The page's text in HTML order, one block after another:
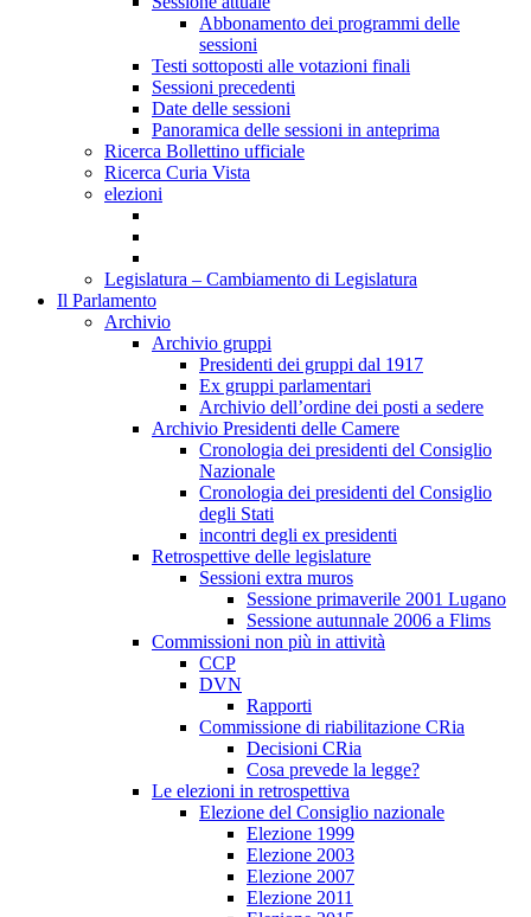
Abbonamento dei programmi delle
sessioni
Testi sottoposti alle votazioni finali
Sessioni precedenti
Date delle sessioni
Panoramica delle sessioni in anteprima
Ricerca Bollettino ufficiale
Ricerca Curia Vista
elezioni
Legislatura – Cambiamento di Legislatura
Il Parlamento
Archivio
Archivio gruppi
Presidenti dei gruppi dal 1917
Ex gruppi parlamentari
Archivio dell’ordine dei posti a sedere
Archivio Presidenti delle Camere
Cronologia dei presidenti del Consiglio
Nazionale
Cronologia dei presidenti del Consiglio
degli Stati
incontri degli ex presidenti
Retrospettive delle legislature
Sessioni extra muros
Sessione primaverile 2001 Lugano
Sessione autunnale 2006 a Flims
Commissioni non più in attività
CCP
DVN
Rapporti
Commissione di riabilitazione CRia
Decisioni CRia
Cosa prevede la legge?
Le elezioni in retrospettiva
Elezione del Consiglio nazionale
Elezione 1999
Elezione 2003
Elezione 2007
Elezione 2011